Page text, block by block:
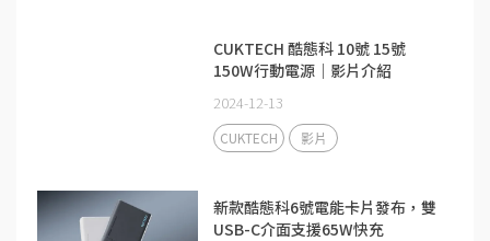
CUKTECH 酷態科 10號 15號
150W行動電源｜影片介紹
2024-12-13
CUKTECH 影片
新款酷態科6號電能卡片發布，雙
USB-C介面支援65W快充